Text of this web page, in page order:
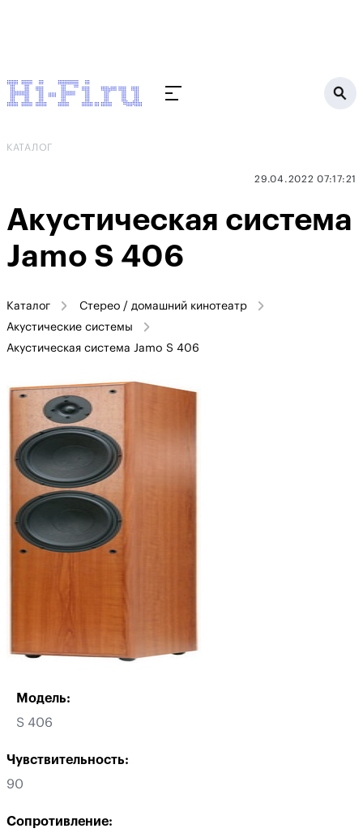
КАТАЛОГ
29.04.2022 07:17:21
Акустическая система
Jamo S 406
Каталог
Стерео / домашний кинотеатр
Акустические системы
Акустическая система Jamo S 406
Модель:
S 406
Чувствительность:
90
Сопротивление: